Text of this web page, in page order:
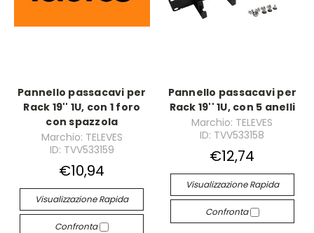
Pannello passacavi per
Rack 19'' 1U, con 1 foro
con spazzola
Marchio: TELEVES
ID: TVV533159
€10,94
Visualizzazione Rapida
Confronta
Pannello passacavi per
Rack 19'' 1U, con 5 anelli
Marchio: TELEVES
ID: TVV533158
€12,74
Visualizzazione Rapida
Confronta